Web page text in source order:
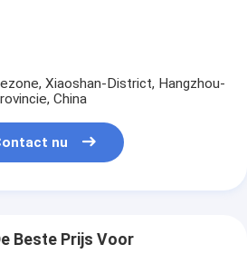
Xiaoshan-District, Hangzhou-
China
nu
Beste Prijs Voor